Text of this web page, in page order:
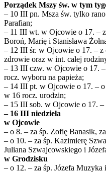
Porządek Mszy św. w tym
– 10 III pn. Msza św. tylko
Parafian;
– 11 III wt. w Ojcowie o 17. –
Boroń, Marię i Stanisława
– 12 III śr. w Ojcowie o 17. – z
zdrowie oraz w int. całej
– 13 III czw. w Ojcowie o 17.
rocz. wyboru na papieża;
– 14 III pt. w Ojcowie o 17. – o
w 16 rocz. urodzin;
– 15 III sob. w Ojcowie o 17. –
– 16 III niedziela
w Ojcowie
– o 8. – za śp. Zofię Banasik,
– o 10. – za śp. Kazimierę
Juliana Szwajcowskiego i
w Grodzisku
– o 12. – za śp. Józefa